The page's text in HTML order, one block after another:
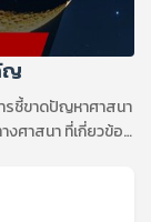
ญ
รชี้ขาดปัญหาศาสนา
งศาสนา ที่เกี่ยวข้อง